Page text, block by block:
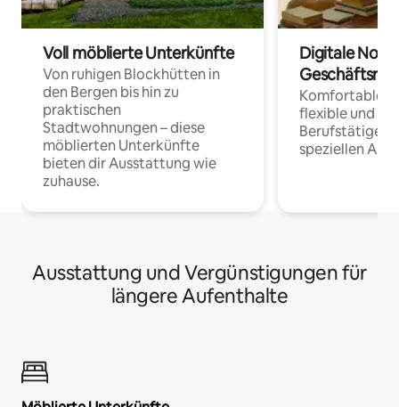
Voll möblierte Unterkünfte
Von ruhigen Blockhütten in
den Bergen bis hin zu
praktischen
Stadtwohnungen – diese
möblierten Unterkünfte
bieten dir Ausstattung wie
zuhause.
Digitale
Komfortable
flexible und
Berufstätige
speziellen
Ausstattung und Vergünstigungen für
längere Aufenthalte